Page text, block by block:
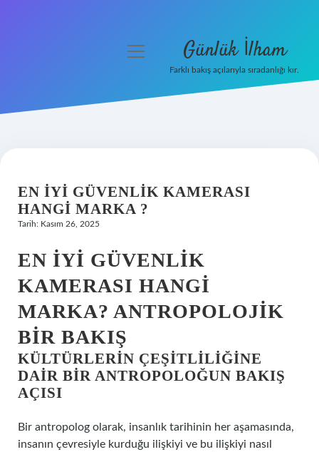
Hakkımızda
menüyü
Günlük İlham
Farklı bakış açılarıyla sıradanlığı kır.
EN IYI GÜVENLIK KAMERASI
HANGI MARKA ?
Tarih: Kasım 26, 2025
EN İYI GÜVENLIK
KAMERASI HANGI
MARKA? ANTROPOLOJIK
BIR BAKIŞ
KÜLTÜRLERIN ÇEŞITLILIĞINE
DAIR BIR ANTROPOLOĞUN BAKIŞ
AÇISI
Bir antropolog olarak, insanlık tarihinin her aşamasında,
insanın çevresiyle kurduğu ilişkiyi ve bu ilişkiyi nasıl